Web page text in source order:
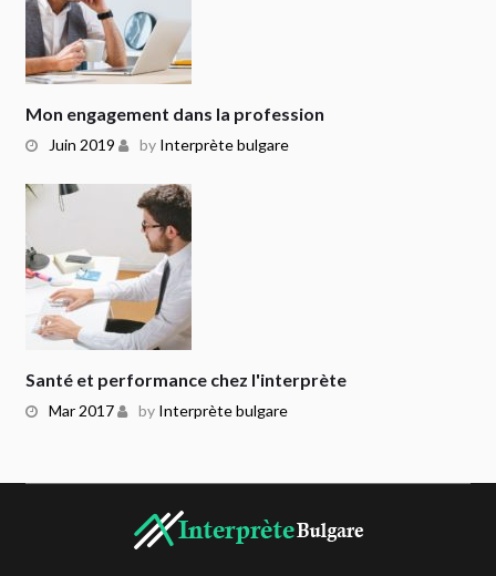
Juin 2019 by Interprète bulgare
Mon engagement dans la profession
Mar 2017 by Interprète bulgare
Santé et performance chez l'interprète